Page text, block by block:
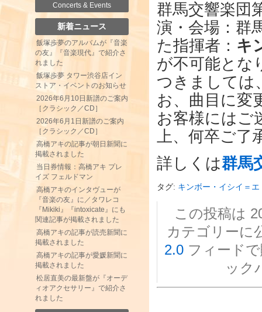
Concerts & Events
新着ニュース
飯塚歩夢のアルバムが『音楽
の友』『音楽現代』で紹介さ
れました
飯塚歩夢 タワー渋谷店イン
ストア・イベントのお知らせ
2026年6月10日新譜のご案内
［クラシック／CD］
2026年6月1日新譜のご案内
［クラシック／CD］
高橋アキの記事が朝日新聞に
掲載されました
当日券情報：高橋アキ プレ
イズ フェルドマン
高橋アキのインタヴューが
『音楽の友』に／タワレコ
『Mikiki』『intoxicate』にも
関連記事が掲載されました
高橋アキの記事が読売新聞に
掲載されました
高橋アキの記事が愛媛新聞に
掲載されました
松居直美の最新盤が『オーデ
ィオアクセサリー』で紹介さ
れました
群馬交響楽団
演・会場：群
た指揮者： キ
が不可能とな
つきましては
お、曲目に変
お客様にはご
上、何卒ご了
詳しくは群馬
タグ: キンボー・イシイ＝エ
この投稿は
カテゴリーに
2.0フィードで
ック